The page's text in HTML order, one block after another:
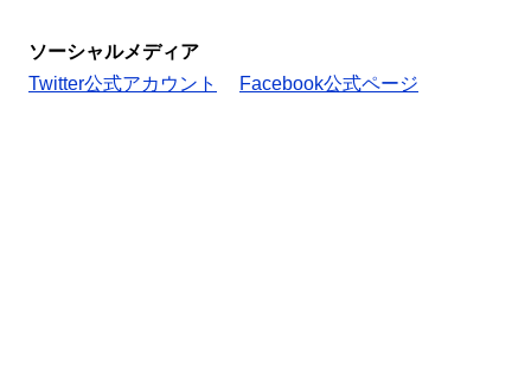
ソーシャルメディア
Twitter公式アカウント
Facebook公式ページ